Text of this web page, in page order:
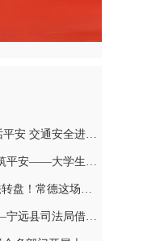
保靖公安交警：迎篮而上话平安 交通安全进乡村
青春普法润童心 利剑护蕾筑平安——大学生普法志愿者开讲未成年人法治课堂
打卡“湘超”赛场，玩转普法转盘！常德这场普法太热闹
哨声伴法声 球场变课堂——宁远县司法局借力“村BA”组织大学生志愿者赴柏家坪镇新团结村普法侧记